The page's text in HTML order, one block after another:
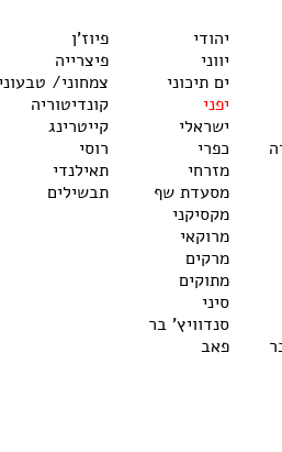
יהודי
יווני
ים תיכוני
יפני
ישראלי
כפרי
מזרחי
מסעדת שף
מקסיקני
מרוקאי
מרקים
מתוקים
סיני
סנדוויץ' בר
פאב
פיוז'ן
פיצרייה
צמחוני/
קונדיטוריה
קייטרינג
רוסי
תאילנדי
תבשילים